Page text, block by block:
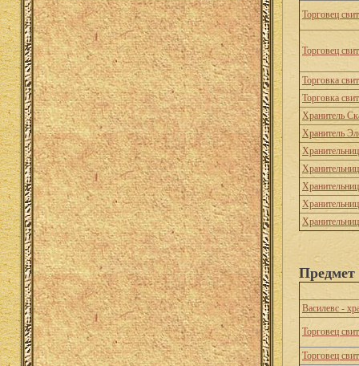
Торговец
Торговец
Торговка
Торговка
Хранитель
Хранитель
Василевс -
Торговец
Торговец